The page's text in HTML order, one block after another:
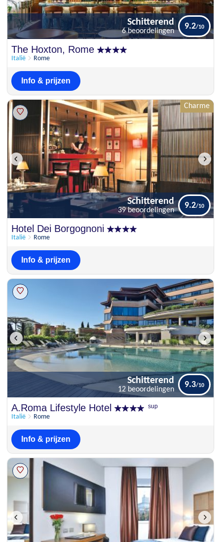
The Hoxton, Rome
Italië Rome
Schitterend
6 beoordelingen
9.2
Info & prijzen
Charme
Schitterend
Hotel Dei Borgognoni
Italië Rome
Schitterend
39 beoordelingen
9.2
Info & prijzen
Schitterend
A.Roma Lifestyle Hotel sup
Italië Rome
Schitterend
12 beoordelingen
9.3
Info & prijzen